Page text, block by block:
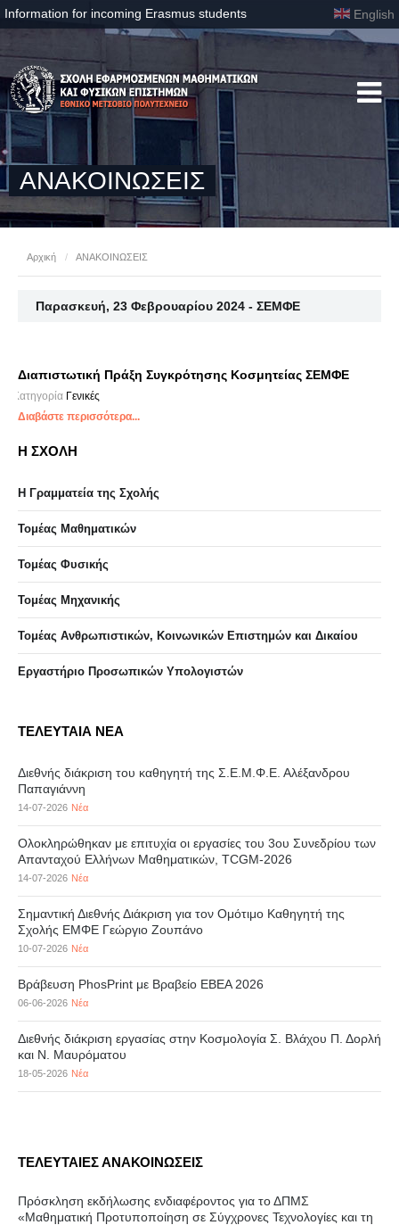
Information for incoming Erasmus students English
ΑΝΑΚΟΙΝΩΣΕΙΣ
Αρχική / ΑΝΑΚΟΙΝΩΣΕΙΣ
Παρασκευή, 23 Φεβρουαρίου 2024 - ΣΕΜΦΕ
Διαπιστωτική Πράξη Συγκρότησης Κοσμητείας ΣΕΜΦΕ
Κατηγορία Γενικές
Διαβάστε περισσότερα...
Η ΣΧΟΛΗ
Η Γραμματεία της Σχολής
Τομέας Μαθηματικών
Τομέας Φυσικής
Τομέας Μηχανικής
Τομέας Ανθρωπιστικών, Κοινωνικών Επιστημών και Δικαίου
Eργαστήριo Προσωπικών Υπολογιστών
ΤΕΛΕΥΤΑΙΑ ΝΕΑ
Διεθνής διάκριση του καθηγητή της Σ.Ε.Μ.Φ.Ε. Αλέξανδρου
Παπαγιάννη
14-07-2026 Νέα
Ολοκληρώθηκαν με επιτυχία οι εργασίες του 3ου Συνεδρίου των
Απανταχού Ελλήνων Μαθηματικών, TCGM-2026
14-07-2026 Νέα
Σημαντική Διεθνής Διάκριση για τον Ομότιμο Καθηγητή της
Σχολής ΕΜΦΕ Γεώργιο Ζουπάνο
10-07-2026 Νέα
Βράβευση PhosPrint με Βραβείο ΕΒΕΑ 2026
06-06-2026 Νέα
Διεθνής διάκριση εργασίας στην Κοσμολογία Σ. Βλάχου Π. Δορλή
και Ν. Μαυρόματου
18-05-2026 Νέα
ΤΕΛΕΥΤΑΙΕΣ ΑΝΑΚΟΙΝΩΣΕΙΣ
Πρόσκληση εκδήλωσης ενδιαφέροντος για το ΔΠΜΣ
«Μαθηματική Προτυποποίηση σε Σύγχρονες Τεχνολογίες και τη